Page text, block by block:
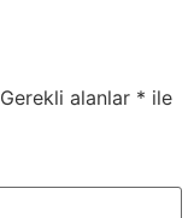
Gerekli alanlar * ile